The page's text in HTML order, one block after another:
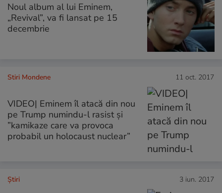
Noul album al lui Eminem,
„Revival”, va fi lansat pe 15
decembrie
Stiri Mondene 11 oct. 2017
VIDEO| Eminem îl atacă din nou
pe Trump numindu-l rasist și
”kamikaze care va provoca
probabil un holocaust nuclear”
Ştiri 3 iun. 2017